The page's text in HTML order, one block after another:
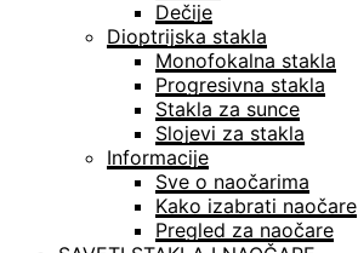
Dečije
Dioptrijska stakla
Monofokalna stakla
Progresivna stakla
Stakla za sunce
Slojevi za stakla
Informacije
Sve o naočarima
Kako izabrati naočare
Pregled za naočare